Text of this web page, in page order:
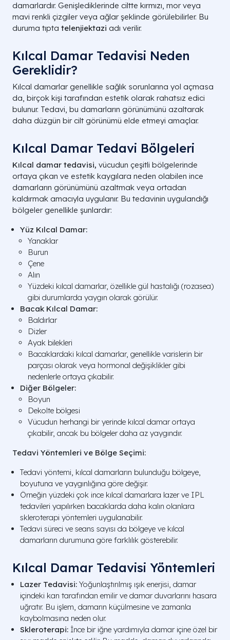
damarlardır. Genişlediklerinde ciltte kırmızı, mor veya
mavi renkli çizgiler veya ağlar şeklinde görülebilirler. Bu
duruma tıpta telenjiektazi adı verilir.
Kılcal Damar Tedavisi Neden
Gereklidir?
Kılcal damarlar genellikle sağlık sorunlarına yol açmasa
da, birçok kişi tarafından estetik olarak rahatsız edici
bulunur. Tedavi, bu damarların görünümünü azaltarak
daha düzgün bir cilt görünümü elde etmeyi amaçlar.
Kılcal Damar Tedavi Bölgeleri
Kılcal damar tedavisi, vücudun çeşitli bölgelerinde
ortaya çıkan ve estetik kaygılara neden olabilen ince
damarların görünümünü azaltmak veya ortadan
kaldırmak amacıyla uygulanır. Bu tedavinin uygulandığı
bölgeler genellikle şunlardır:
Yüz Kılcal Damar:
Yanaklar
Burun
Çene
Alın
Yüzdeki kılcal damarlar, özellikle gül hastalığı (rozasea)
gibi durumlarda yaygın olarak görülür.
Bacak Kılcal Damar:
Baldırlar
Dizler
Ayak bilekleri
Bacaklardaki kılcal damarlar, genellikle varislerin bir
parçası olarak veya hormonal değişiklikler gibi
nedenlerle ortaya çıkabilir.
Diğer Bölgeler:
Boyun
Dekolte bölgesi
Vücudun herhangi bir yerinde kılcal damar ortaya
çıkabilir, ancak bu bölgeler daha az yaygındır.
Tedavi Yöntemleri ve Bölge Seçimi:
Tedavi yöntemi, kılcal damarların bulunduğu bölgeye,
boyutuna ve yaygınlığına göre değişir.
Örneğin yüzdeki çok ince kılcal damarlara lazer ve IPL
tedavileri yapılırken bacaklarda daha kalın olanlara
skleroterapi yöntemleri uygulanabilir.
Tedavi süreci ve seans sayısı da bölgeye ve kılcal
damarların durumuna göre farklılık gösterebilir.
Kılcal Damar Tedavisi Yöntemleri
Lazer Tedavisi: Yoğunlaştırılmış ışık enerjisi, damar
içindeki kan tarafından emilir ve damar duvarlarını hasara
uğratır. Bu işlem, damarın küçülmesine ve zamanla
kaybolmasına neden olur.
Skleroterapi: İnce bir iğne yardımıyla damar içine özel bir